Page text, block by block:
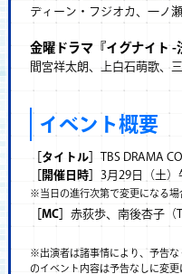
ディーン・フジオカ、一ノ
金曜ドラマ『イグナイト -
間宮祥太朗、上白石萌歌、
イベント概要
［タイトル］ TBS DRAMA
［開催日時］ 3月29日（土）
※当日の進行次第で変更になる場
［MC］赤荻歩、南後杏子（
※出演者は諸事情により、予告な
のイベント内容は予告なしに変